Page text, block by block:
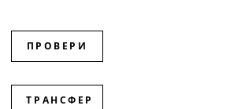
ПРОВЕРИ
ТРАНСФЕР